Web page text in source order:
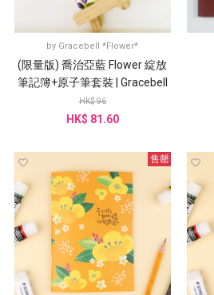
by Gracebell *Flower*
(限量版) 喬治亞藍 Flower 綻放
筆記簿+原子筆套裝 | Gracebell
Flower
HK$ 96
HK$ 81.60
售罄